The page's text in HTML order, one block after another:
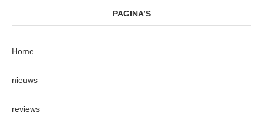
PAGINA’S
Home
nieuws
reviews